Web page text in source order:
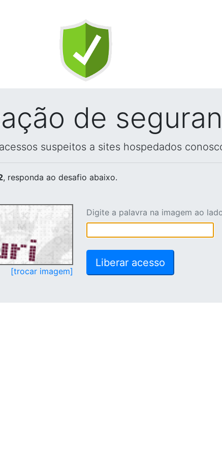
de
suspeitos a sites hospedados
, responda ao desafio abaixo.
[trocar imagem]
Digite a palavra na imagem ao